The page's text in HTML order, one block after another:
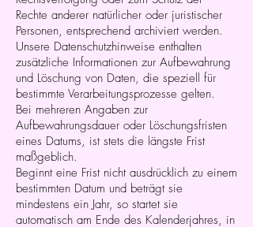
Rechte anderer natürlicher oder juristischer
Personen, entsprechend archiviert werden.
Unsere Datenschutzhinweise enthalten
zusätzliche Informationen zur Aufbewahrung
und Löschung von Daten, die speziell für
bestimmte Verarbeitungsprozesse gelten.
Bei mehreren Angaben zur
Aufbewahrungsdauer oder Löschungsfristen
eines Datums, ist stets die längste Frist
maßgeblich.
Beginnt eine Frist nicht ausdrücklich zu einem
bestimmten Datum und beträgt sie
mindestens ein Jahr, so startet sie
automatisch am Ende des Kalenderjahres, in